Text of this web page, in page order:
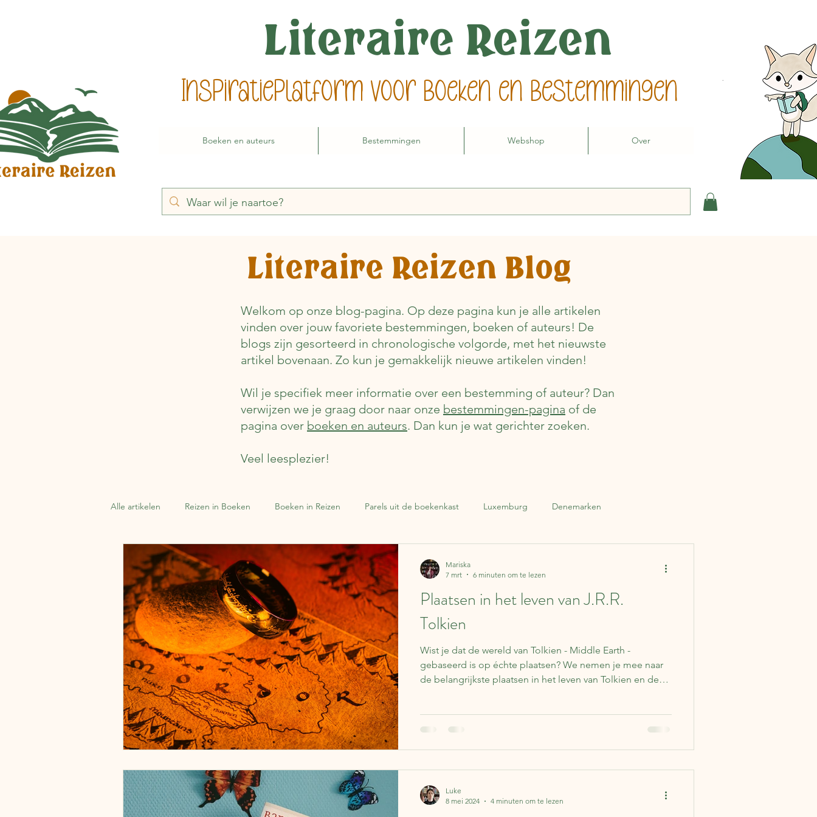
Literaire Reizen
Inspiratieplatform voor boeken en bestemmingen
Boeken en auteurs Bestemmingen Webshop Over
Literaire Reizen Blog
Welkom op onze blog-pagina. Op deze pagina kun je alle artikelen
vinden over jouw favoriete bestemmingen, boeken of auteurs! De
blogs zijn gesorteerd in chronologische volgorde, met het nieuwste
artikel bovenaan. Zo kun je gemakkelijk nieuwe artikelen vinden!
Wil je specifiek meer informatie over een bestemming of auteur? Dan
verwijzen we je graag door naar onze bestemmingen-pagina of de
pagina over boeken en auteurs. Dan kun je wat gerichter zoeken.
Veel leesplezier!
Alle artikelen Reizen in Boeken Boeken in Reizen Parels uit de boekenkast Luxemburg Denemarken
Vervoermiddelen Zweden Lapland Reisverhalen
Estland Italië Engeland Over boeken IJsland Finland Nederland België Japan
Tsjechië China Roemenië Portugal Literaire kalender Syrië Schotland
Plaatsen in het leven van J.R.R.
Tolkien
Wist je dat de wereld van Tolkien - Middle Earth -
gebaseerd is op échte plaatsen? We nemen je mee naar
de belangrijkste plaatsen in het leven van Tolkien en de
Mariska
7 mrt
6 minuten om te lezen
Luke
8 mei 2024
4 minuten om te lezen